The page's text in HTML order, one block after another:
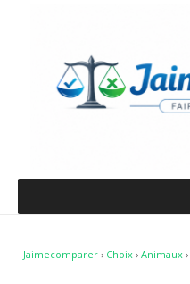
Jaimecomparer› Choix› Animaux›